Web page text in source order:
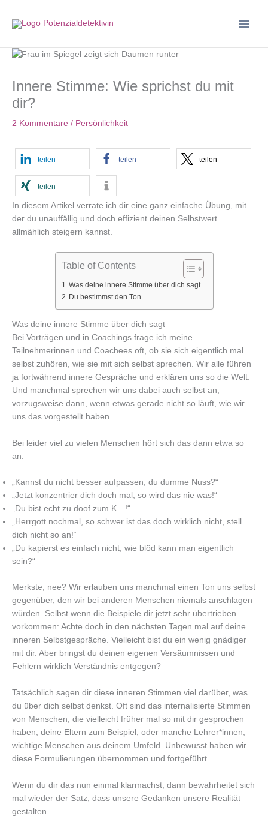
Inhalt
Innere Stimme: Wie sprichst du mit
dir?
2 Kommentare / Persönlichkeit
teilen teilen teilen
teilen
In diesem Artikel verrate ich dir eine ganz einfache Übung, mit
der du unauffällig und doch effizient deinen Selbstwert
allmählich steigern kannst.
Table of Contents
Was deine innere Stimme über dich sagt
Du bestimmst den Ton
Was deine innere Stimme über dich sagt
Bei Vorträgen und in Coachings frage ich meine
Teilnehmerinnen und Coachees oft, ob sie sich eigentlich mal
selbst zuhören, wie sie mit sich selbst sprechen. Wir alle führen
ja fortwährend innere Gespräche und erklären uns so die Welt.
Und manchmal sprechen wir uns dabei auch selbst an,
vorzugsweise dann, wenn etwas gerade nicht so läuft, wie wir
uns das vorgestellt haben.
Bei leider viel zu vielen Menschen hört sich das dann etwa so
an:
„Kannst du nicht besser aufpassen, du dumme Nuss?“
„Jetzt konzentrier dich doch mal, so wird das nie was!“
„Du bist echt zu doof zum K…!“
„Herrgott nochmal, so schwer ist das doch wirklich nicht, stell
dich nicht so an!“
„Du kapierst es einfach nicht, wie blöd kann man eigentlich
sein?“
Merkste, nee? Wir erlauben uns manchmal einen Ton uns selbst
gegenüber, den wir bei anderen Menschen niemals anschlagen
würden. Selbst wenn die Beispiele dir jetzt sehr übertrieben
vorkommen: Achte doch in den nächsten Tagen mal auf deine
inneren Selbstgespräche. Vielleicht bist du ein wenig gnädiger
mit dir. Aber bringst du deinen eigenen Versäumnissen und
Fehlern wirklich Verständnis entgegen?
Tatsächlich sagen dir diese inneren Stimmen viel darüber, was
du über dich selbst denkst. Oft sind das internalisierte Stimmen
von Menschen, die vielleicht früher mal so mit dir gesprochen
haben, deine Eltern zum Beispiel, oder manche Lehrer*innen,
wichtige Menschen aus deinem Umfeld. Unbewusst haben wir
diese Formulierungen übernommen und fortgeführt.
Wenn du dir das nun einmal klarmachst, dann bewahrheitet sich
mal wieder der Satz, dass unsere Gedanken unsere Realität
gestalten.